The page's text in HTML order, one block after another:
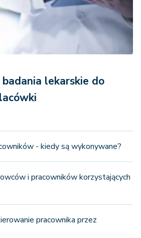
lekarskie do
- kiedy są wykonywane?
i pracowników korzystających
pracownika przez